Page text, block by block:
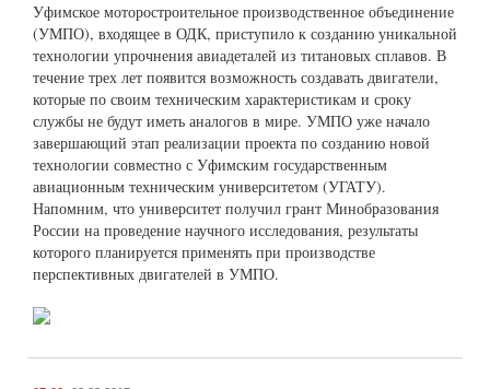
Уфимское моторостроительное производственное объединение
(УМПО), входящее в ОДК, приступило к созданию уникальной
технологии упрочнения авиадеталей из титановых сплавов. В
течение трех лет появится возможность создавать двигатели,
которые по своим техническим характеристикам и сроку
службы не будут иметь аналогов в мире. УМПО уже начало
завершающий этап реализации проекта по созданию новой
технологии совместно с Уфимским государственным
авиационным техническим университетом (УГАТУ).
Напомним, что университет получил грант Минобразования
России на проведение научного исследования, результаты
которого планируется применять при производстве
перспективных двигателей в УМПО.